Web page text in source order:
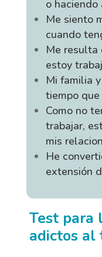
o
Me siento
cuando
Me resulta
estoy
Mi familia
tiempo
Como no
trabajar,
mis
He
extensión
Test para
adictos al